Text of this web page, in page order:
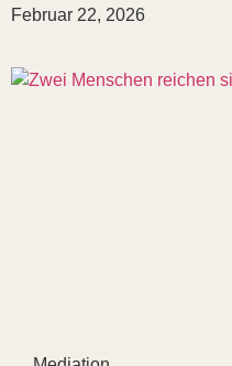
Februar 22, 2026